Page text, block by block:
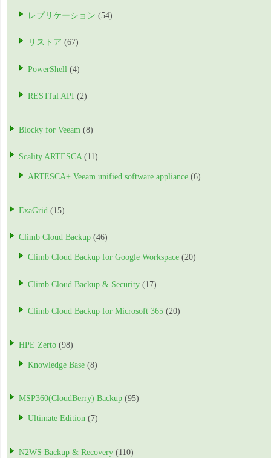
レプリケーション (54)
リストア (67)
PowerShell (4)
RESTful API (2)
Blocky for Veeam (8)
Scality ARTESCA (11)
ARTESCA+ Veeam unified software appliance (6)
ExaGrid (15)
Climb Cloud Backup (46)
Climb Cloud Backup for Google Workspace (20)
Climb Cloud Backup & Security (17)
Climb Cloud Backup for Microsoft 365 (20)
HPE Zerto (98)
Knowledge Base (8)
MSP360(CloudBerry) Backup (95)
Ultimate Edition (7)
N2WS Backup & Recovery (110)